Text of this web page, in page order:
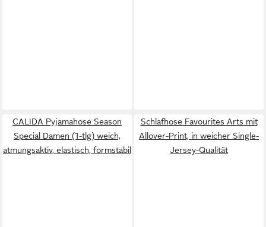
CALIDA Pyjamahose Season
Special Damen (1-tlg) weich,
atmungsaktiv, elastisch, formstabil
Schlafhose Favourites Arts mit
Allover-Print, in weicher Single-
Jersey-Qualität